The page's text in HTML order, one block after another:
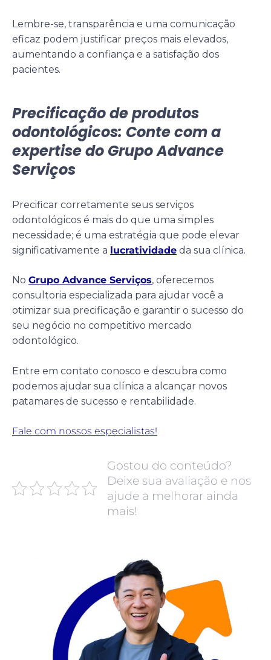
Lembre-se, transparência e uma comunicação
eficaz podem justificar preços mais elevados,
aumentando a confiança e a satisfação dos
pacientes.
Precificação de produtos
odontológicos: Conte com a
expertise do Grupo Advance
Serviços
Precificar corretamente seus serviços
odontológicos é mais do que uma simples
necessidade; é uma estratégia que pode elevar
significativamente a lucratividade da sua clínica.
No Grupo Advance Serviços, oferecemos
consultoria especializada para ajudar você a
otimizar sua precificação e garantir o sucesso do
seu negócio no competitivo mercado
odontológico.
Entre em contato conosco e descubra como
podemos ajudar sua clínica a alcançar novos
patamares de sucesso e rentabilidade.
Fale com nossos especialistas!
Gostou do conteúdo?
Deixe sua avaliação e nos
ajude a melhorar ainda
mais!